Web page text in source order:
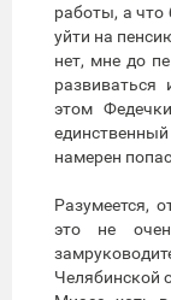
работы, а
уйти на
нет, мне до
этом
единственный
намерен
Разумеется,
это не
Челябинской